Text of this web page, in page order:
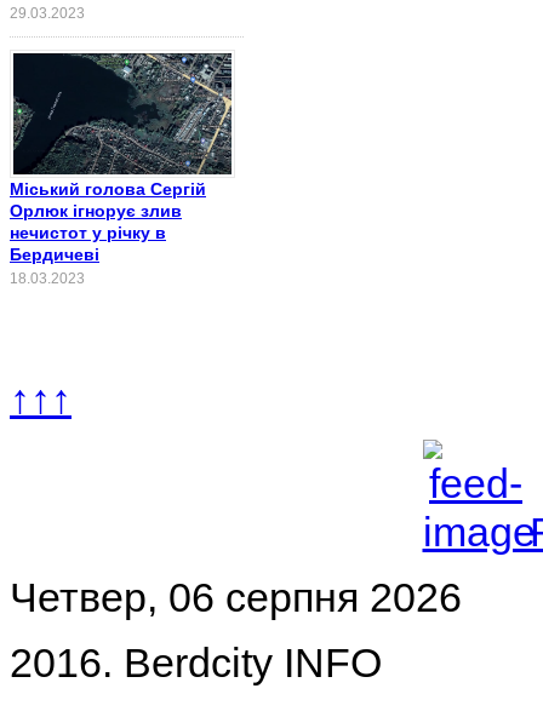
29.03.2023
Міський голова Сергій
Орлюк ігнорує злив
нечистот у річку в
Бердичеві
18.03.2023
↑↑↑
Четвер, 06 серпня 2026
2016. Berdcity INFO